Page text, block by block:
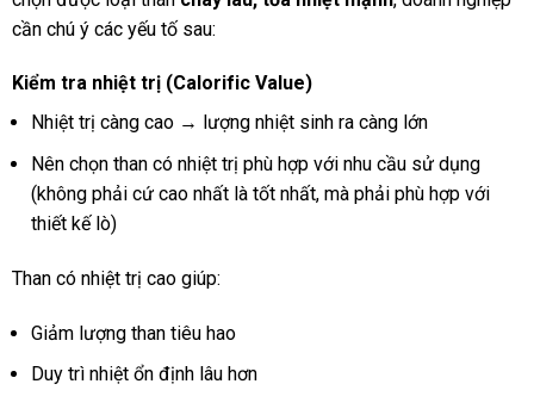
cần chú ý các yếu tố sau:
Kiểm tra nhiệt trị (Calorific Value)
Nhiệt trị càng cao → lượng nhiệt sinh ra càng lớn
Nên chọn than có nhiệt trị phù hợp với nhu cầu sử dụng
(không phải cứ cao nhất là tốt nhất, mà phải phù hợp với
thiết kế lò)
Than có nhiệt trị cao giúp:
Giảm lượng than tiêu hao
Duy trì nhiệt ổn định lâu hơn